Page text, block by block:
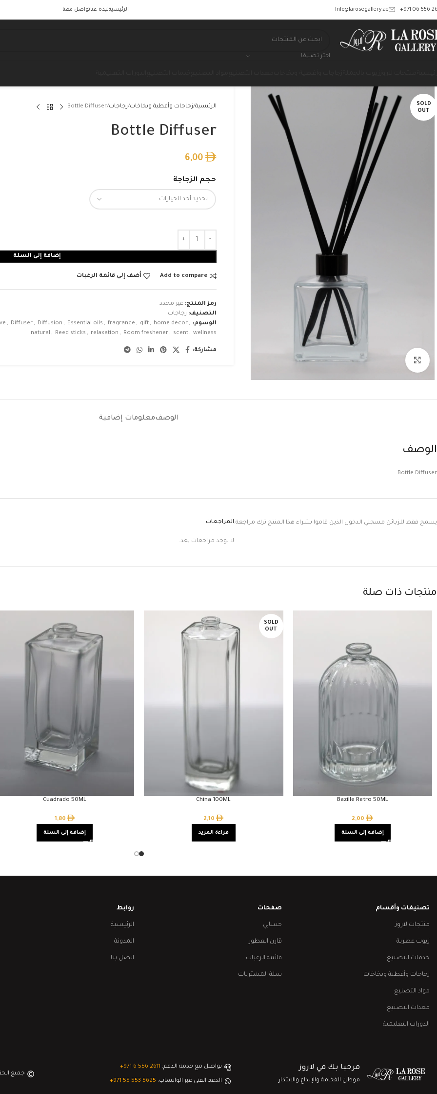
‎+971 06 556
Info@larosegallery.ae الرئيسيةنبذة عناتواصل معنا
اختر تصنيفا
SOLD
OUT
Click to enlarge
الرئيسية زجاجات وأغطية وبخاخات زجاجات Bottle Diffuser
Bottle Diffuser
6,00
حجم الزجاجة
إضافة إلى السلة
Add to compare أضف إلى قائمة الرغبات
رمز المنتج: غير محدد
التصنيف: زجاجات
الوسوم:
, Diffuser , Diffusion , Essential oils , fragrance , gift , home decor ,
natural , Reed sticks , relaxation , Room freshener , scent , wellness
مشاركة:
الوصفمعلومات إضافية
الوصف
Bottle Diffuser
المراجعات
لا توجد مراجعات بعد.
يسمح فقط للزبائن مسجلي الدخول الذين قاموا بشراء هذا المنتج ترك مراجعة.
منتجات ذات صلة
Bazille Retro 50ML
2,00
إضافة إلى السلة
SOLD
OUT
China 100ML
2,10
قراءة المزيد
Cuadrado 50ML
1,80
إضافة إلى السلة
تصنيفات وأقسام
منتجات لاروز
زيوت عطرية
خدمات التصنيع
زجاجات وأغطية وبخاخات
مواد التصنيع
معدات التصنيع
الدورات التعليمية
صفحات
حسابي
قارن العطور
قائمة الرغبات
سلة المشتريات
روابط
الرئيسية
المدونة
اتصل بنا
مرحبا بك في لاروز
موطن الفخامة والإبداع والابتكار
تواصل مع خدمة الدعم: ‎+971 6 556 2611
الدعم الفني عبر الواتساب: ‎+971 55 553 5625
جميع